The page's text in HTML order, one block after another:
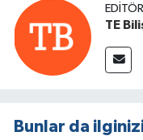
TE
Bunlar da